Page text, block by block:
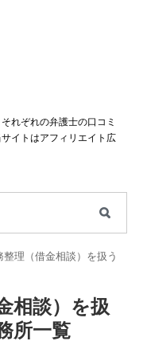
れぞれの弁護士の口コミ
はアフィリエイト広
整理（借金相談）を扱う
相談）を扱
所一覧